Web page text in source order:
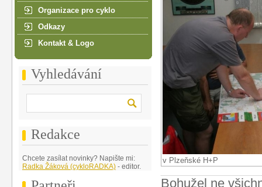
Organizace pro cyklo
Odkazy
Kontakt & Logo
Vyhledávání
Redakce
Chcete zasílat novinky? Napište mi:
Radka Žáková (cykloRADKA) - editor.
v Plzeňské H+P
Bohužel ne